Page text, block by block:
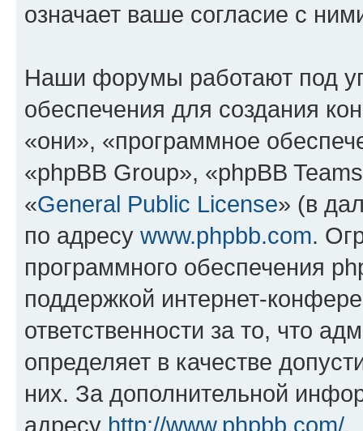
означает ваше согласие с
Наши форумы работают под
обеспечения для создания
«они», «программное
«phpBB Group», «phpBB
«General Public License» (в
по адресу www.phpbb.com.
программного обеспечения
поддержкой интернет-
ответственности за то, что
определяет в качестве
них. За дополнительной
адресу http://www.phpbb.com/.